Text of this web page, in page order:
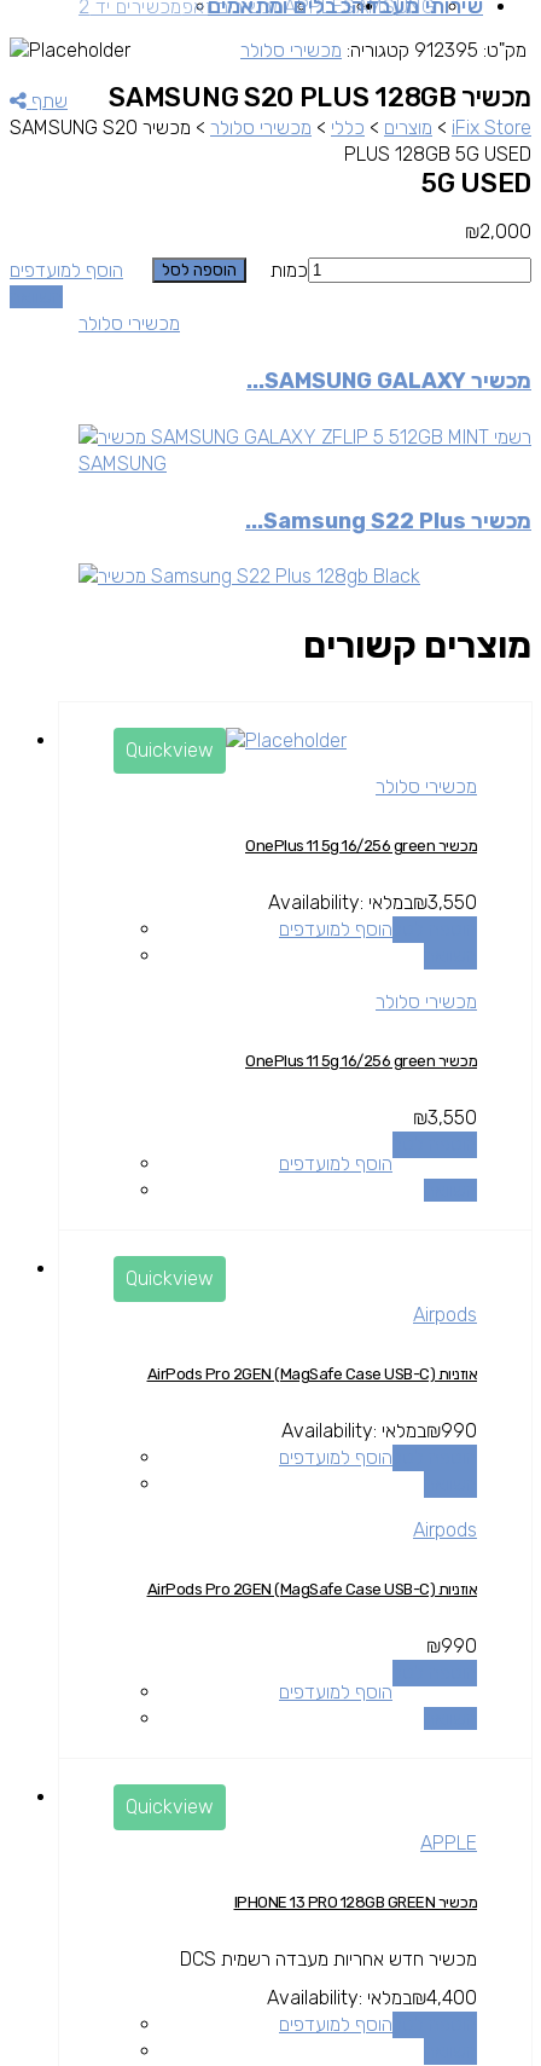
SAMSUNG
APPLEמכשירים זאפמכשירים יד 2 שירותי מעבדהכבלים ומתאמים
שתף
iFix Store
> מוצרים > כללי > מכשירי סלולר >
מכשיר SAMSUNG S20
PLUS 128GB 5G USED
מכשיר SAMSUNG S20 PLUS 128GB
5G USED
₪2,000
כמות
הוספה לסל
הוסף למועדפים
מק"ט: 912395 קטגוריה: מכשירי סלולר
מכשירי סלולר
מכשיר SAMSUNG GALAXY...
SAMSUNG
מכשיר Samsung S22 Plus...
מוצרים קשורים
Quickview
מכשירי סלולר
מכשיר OnePlus 11 5g 16/256 green
₪3,550
Availability: במלאי
הוסף למועדפים
מכשירי סלולר
מכשיר OnePlus 11 5g 16/256 green
₪3,550
הוסף למועדפים
Quickview
Airpods
אוזניות AirPods Pro 2GEN (MagSafe Case USB-C)
₪990
Availability: במלאי
הוסף למועדפים
Airpods
אוזניות AirPods Pro 2GEN (MagSafe Case USB-C)
₪990
הוסף למועדפים
Quickview
APPLE
מכשיר IPHONE 13 PRO 128GB GREEN
מכשיר חדש אחריות מעבדה רשמית DCS
₪4,400
Availability: במלאי
הוסף למועדפים